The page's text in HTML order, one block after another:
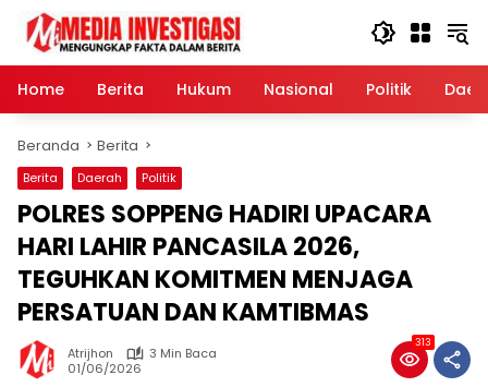
Langsung
konten
Home
Berita Hukum Nasional Politik
Beranda Berita
Berita Daerah Politik
POLRES SOPPENG HADIRI UPACARA
HARI LAHIR PANCASILA 2026,
TEGUHKAN KOMITMEN MENJAGA
PERSATUAN DAN KAMTIBMAS
Atrijhon
3 Min Baca
01/06/2026
313